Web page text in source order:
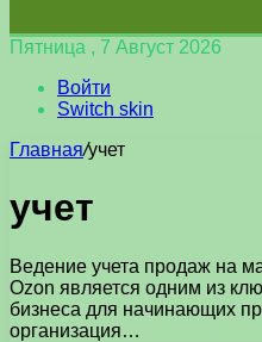
Пятница , 7 Август 2026
Войти
Switch skin
Главная/учет
учет
Ведение учета продаж на
Ozon является одним из
бизнеса для начинающих
организация…